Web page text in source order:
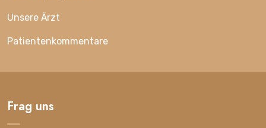
Unsere Ärzt
Patientenkommentare
Frag uns